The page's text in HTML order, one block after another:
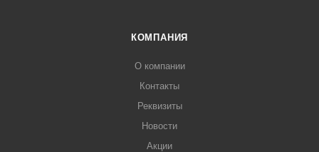
КОМПАНИЯ
О компании
Контакты
Реквизиты
Новости
Акции